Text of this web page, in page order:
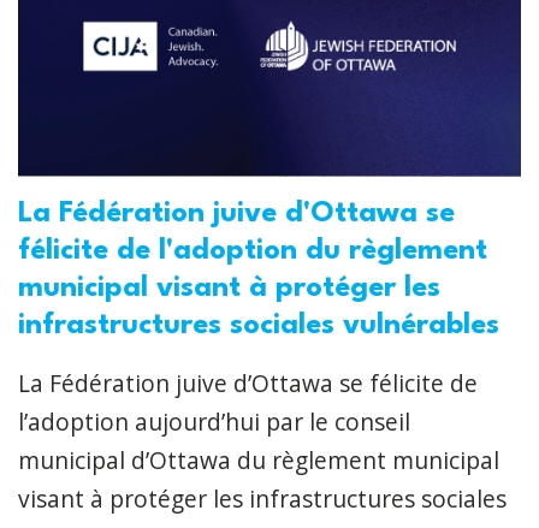
La Fédération juive d'Ottawa se
félicite de l'adoption du règlement
municipal visant à protéger les
infrastructures sociales vulnérables
La Fédération juive d’Ottawa se félicite de
l’adoption aujourd’hui par le conseil
municipal d’Ottawa du règlement municipal
visant à protéger les infrastructures sociales